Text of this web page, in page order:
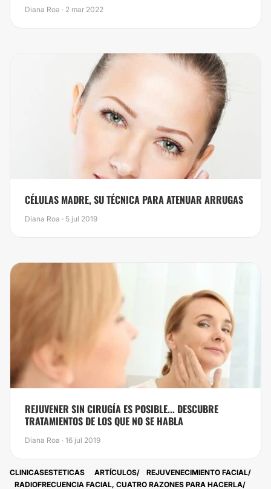
Diana Roa · 2 mar 2022
CÉLULAS MADRE, SU TÉCNICA PARA ATENUAR ARRUGAS
Diana Roa · 5 jul 2019
REJUVENER SIN CIRUGÍA ES POSIBLE... DESCUBRE
TRATAMIENTOS DE LOS QUE NO SE HABLA
Diana Roa · 16 jul 2019
CLINICASESTETICAS ARTÍCULOS
REJUVENECIMIENTO FACIAL
RADIOFRECUENCIA FACIAL, CUATRO RAZONES PARA HACERLA